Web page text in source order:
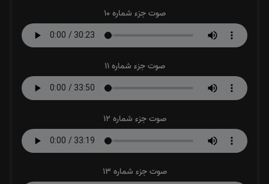
صوت جزء شماره 10
صوت جزء شماره 11
صوت جزء شماره 12
صوت جزء شماره 13